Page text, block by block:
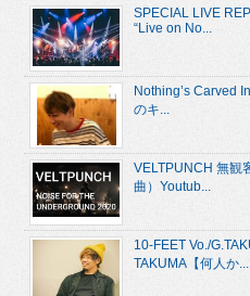
SPECIAL LIVE
“Live on No...
Nothing’s Carved
のキ...
VELTPUNCH 無観
曲）Youtub...
10-FEET Vo./
TAKUMA【何人か...